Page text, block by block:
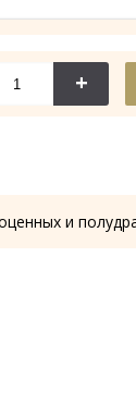
114-044
+
и